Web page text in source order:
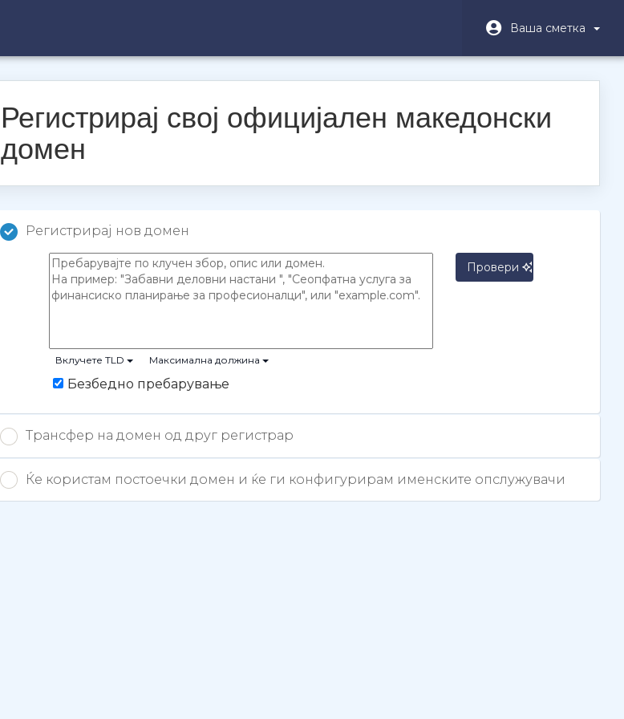
Ваша сметка
Регистрирај свој официјален македонски
домен
Регистрирај нов домен
Провери
Вклучете TLD Максимална должина
Безбедно пребарување
Трансфер на домен од друг регистрар
Ќе користам постоечки домен и ќе ги конфигурирам именските опслужувачи